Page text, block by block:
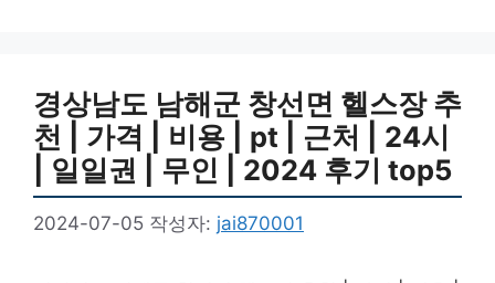
경상남도 남해군 창선면 헬스장 추
천 | 가격 | 비용 | pt | 근처 | 24시
| 일일권 | 무인 | 2024 후기 top5
2024-07-05 작성자: jai870001